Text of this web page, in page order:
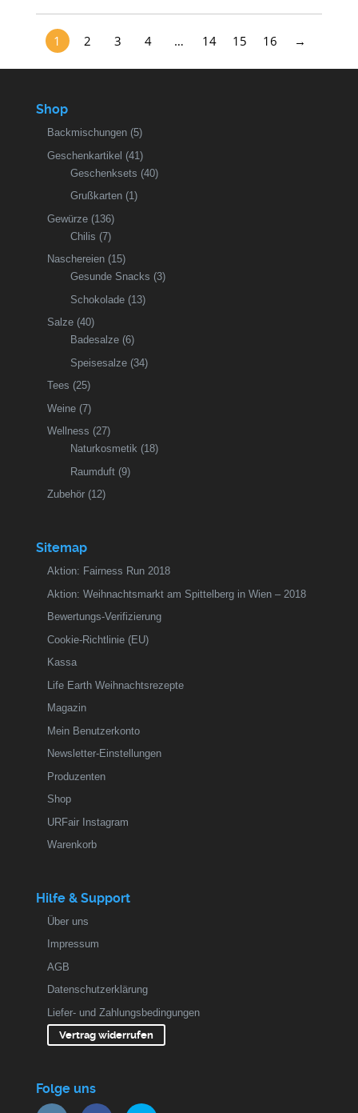
1 2 3 4 … 14 15 16 →
Shop
Backmischungen (5)
Geschenkartikel (41)
Geschenksets (40)
Grußkarten (1)
Gewürze (136)
Chilis (7)
Naschereien (15)
Gesunde Snacks (3)
Schokolade (13)
Salze (40)
Badesalze (6)
Speisesalze (34)
Tees (25)
Weine (7)
Wellness (27)
Naturkosmetik (18)
Raumduft (9)
Zubehör (12)
Sitemap
Aktion: Fairness Run 2018
Aktion: Weihnachtsmarkt am Spittelberg in Wien – 2018
Bewertungs-Verifizierung
Cookie-Richtlinie (EU)
Kassa
Life Earth Weihnachtsrezepte
Magazin
Mein Benutzerkonto
Newsletter-Einstellungen
Produzenten
Shop
URFair Instagram
Warenkorb
Hilfe & Support
Über uns
Impressum
AGB
Datenschutzerklärung
Liefer- und Zahlungsbedingungen
Vertrag widerrufen
Folge uns